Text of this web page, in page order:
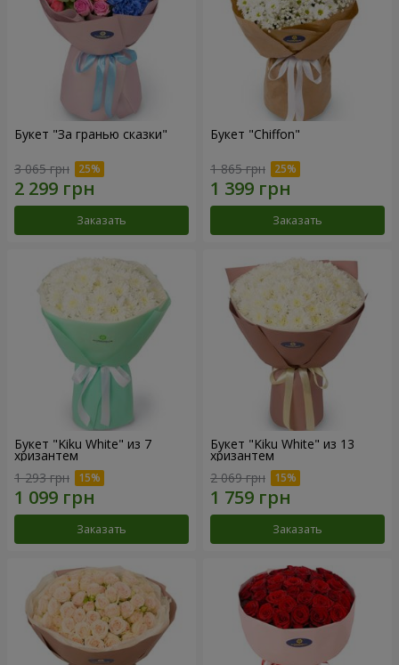
Букет "За гранью сказки"
3 065 грн
Заказать
Букет "Chiffon"
1 865 грн
Заказать
Букет "Kiku White" из 7
хризантем
1 293 грн
Заказать
Букет "Kiku White" из 13
хризантем
2 069 грн
Заказать